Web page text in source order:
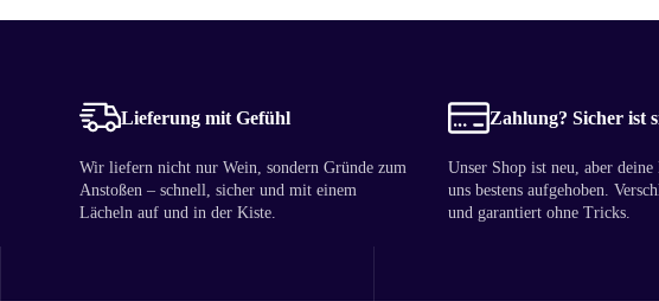
Lieferung mit Gefühl
Wir liefern nicht nur Wein, sondern Gründe zum
Anstoßen – schnell, sicher und mit einem
Lächeln auf und in der Kiste.
Zahlung? Sicher ist
Unser Shop ist neu, aber deine
uns bestens aufgehoben.
und garantiert ohne Tricks.